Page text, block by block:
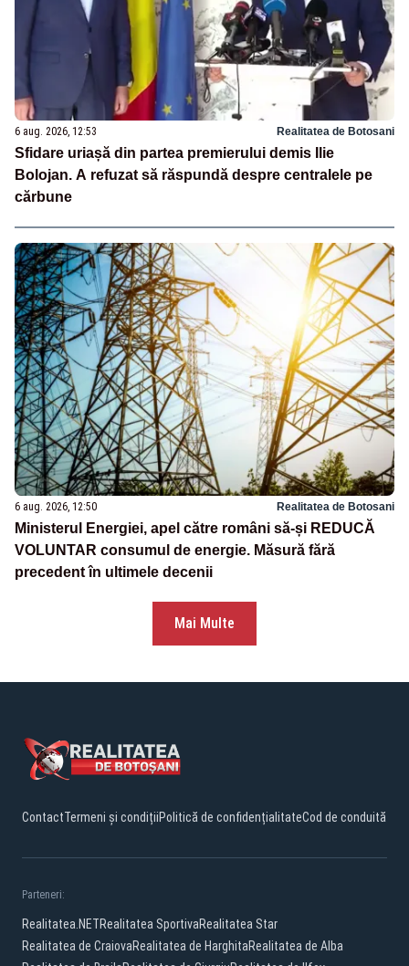
6 aug. 2026, 12:53 Realitatea de Botosani
Sfidare uriașă din partea premierului demis Ilie
Bolojan. A refuzat să răspundă despre centralele pe
cărbune
6 aug. 2026, 12:50 Realitatea de Botosani
Ministerul Energiei, apel către români să-și REDUCĂ
VOLUNTAR consumul de energie. Măsură fără
precedent în ultimele decenii
Mai Multe
ContactTermeni și condițiiPolitică de confidențialitateCod de conduită
Parteneri:
Realitatea.NETRealitatea SportivaRealitatea Star
Realitatea de CraiovaRealitatea de HarghitaRealitatea de Alba